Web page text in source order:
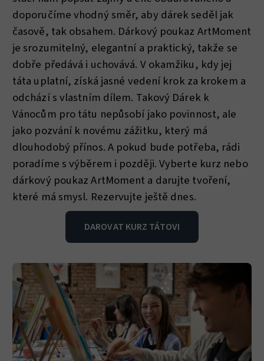
doporučíme vhodný směr, aby dárek seděl jak
časově, tak obsahem. Dárkový poukaz ArtMoment
je srozumitelný, elegantní a praktický, takže se
dobře předává i uchovává. V okamžiku, kdy jej
táta uplatní, získá jasné vedení krok za krokem a
odchází s vlastním dílem. Takový Dárek k
Vánocům pro tátu nepůsobí jako povinnost, ale
jako pozvání k novému zážitku, který má
dlouhodobý přínos. A pokud bude potřeba, rádi
poradíme s výběrem i později. Vyberte kurz nebo
dárkový poukaz ArtMoment a darujte tvoření,
které má smysl. Rezervujte ještě dnes.
DAROVAT KURZ TÁTOVI